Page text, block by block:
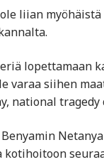
liian
lopettamaan
varaa siihen
national